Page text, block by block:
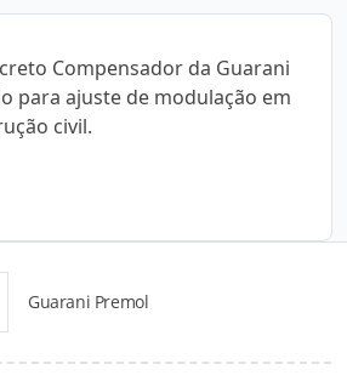
Compensador da Guarani
para ajuste de modulação em
civil.
Guarani Premol
para Download